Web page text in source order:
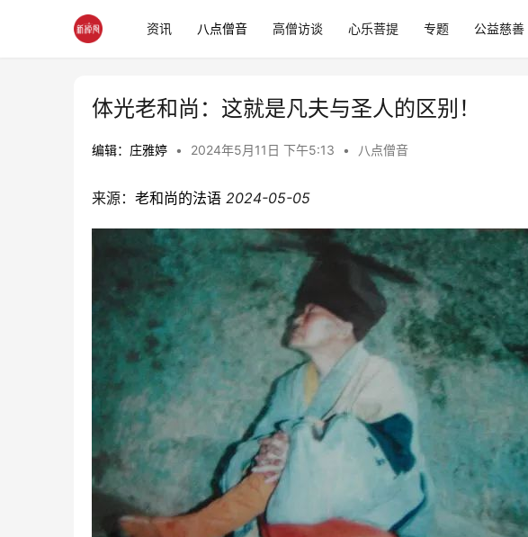
资讯 八点僧音 高僧访谈 心乐菩提 专题 公益慈善
体光老和尚：这就是凡夫与圣人的区别！
编辑：庄雅婷 • 2024年5月11日 下午5:13 • 八点僧音
来源： 老和尚的法语 2024-05-05